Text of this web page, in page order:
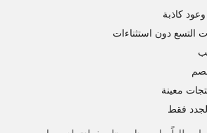
التسع دون استثناءات
معينة
فقط